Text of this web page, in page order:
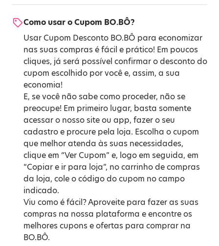
Como usar o Cupom BO.BÔ?
Usar Cupom Desconto BO.BÔ para economizar
nas suas compras é fácil e prático! Em poucos
cliques, já será possível confirmar o desconto do
cupom escolhido por você e, assim, a sua
economia!
E, se você não sabe como proceder, não se
preocupe! Em primeiro lugar, basta somente
acessar o nosso site ou app, fazer o seu
cadastro e procure pela loja. Escolha o cupom
que melhor atenda às suas necessidades,
clique em “Ver Cupom” e, logo em seguida, em
“Copiar e ir para loja”, no carrinho de compras
da loja, cole o código do cupom no campo
indicado.
Viu como é fácil? Aproveite para fazer as suas
compras na nossa plataforma e encontre os
melhores cupons e ofertas para comprar na
BO.BÔ.